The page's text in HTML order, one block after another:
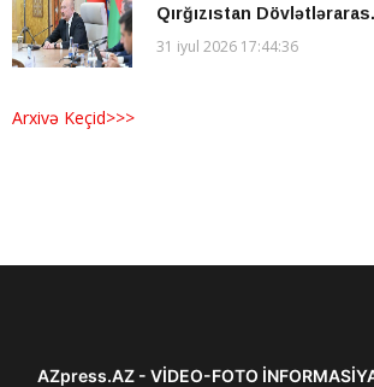
Qırğızıstan
31 iyul 2026 17:44:36
Arxivə Keçid>>>
AZpress.AZ - VİDEO-FOTO